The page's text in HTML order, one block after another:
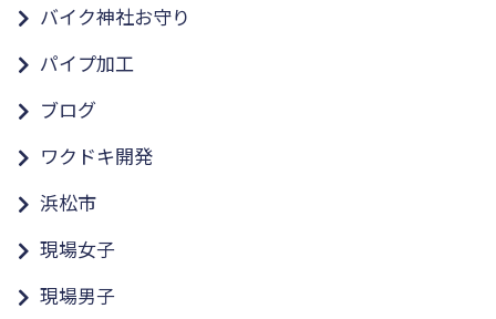
バイク神社お守り
パイプ加工
ブログ
ワクドキ開発
浜松市
現場女子
現場男子